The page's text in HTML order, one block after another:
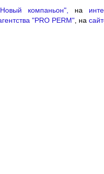
компаньон", на
"PRO PERM" , на